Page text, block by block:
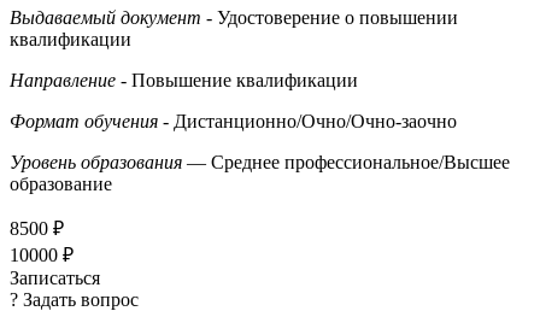
Выдаваемый документ - Удостоверение о повышении
квалификации
Направление - Повышение квалификации
Формат обучения - Дистанционно/Очно/Очно-заочно
Уровень образования — Среднее профессиональное/Высшее
образование
8500 ₽
10000 ₽
Записаться
? Задать вопрос